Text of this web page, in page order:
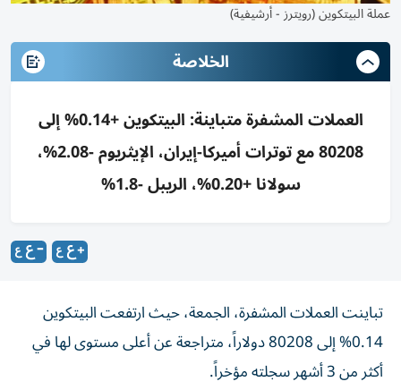
عملة البيتكوين (رويترز - أرشيفية)
الخلاصة
العملات المشفرة متباينة: البيتكوين +0.14% إلى
80208 مع توترات أميركا-إيران، الإيثريوم -2.08%،
سولانا +0.20%، الريبل -1.8%
تباينت العملات المشفرة، الجمعة، حيث ارتفعت البيتكوين
0.14% إلى 80208 دولاراً، متراجعة عن أعلى مستوى لها في
أكثر من 3 أشهر سجلته مؤخراً.